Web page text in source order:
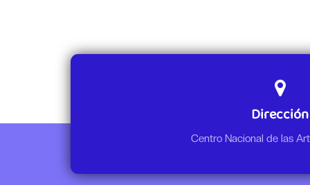
Dirección
Centro Nacional de las